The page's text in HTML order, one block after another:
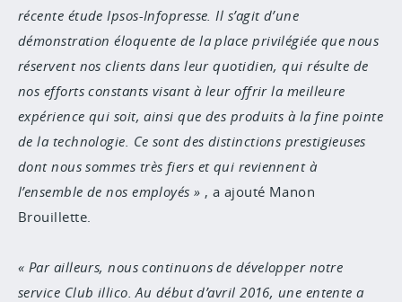
récente étude Ipsos-Infopresse. Il s’agit d’une
démonstration éloquente de la place privilégiée que nous
réservent nos clients dans leur quotidien, qui résulte de
nos efforts constants visant à leur offrir la meilleure
expérience qui soit, ainsi que des produits à la fine pointe
de la technologie. Ce sont des distinctions prestigieuses
dont nous sommes très fiers et qui reviennent à
l’ensemble de nos employés
, a ajouté Manon
Brouillette.
Par ailleurs, nous continuons de développer notre
service Club illico. Au début d’avril 2016, une entente a